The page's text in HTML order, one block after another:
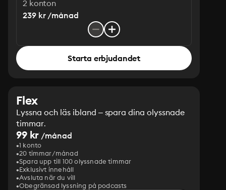
2 konton
239 kr /månad
Starta erbjudandet
Flex
Lyssna och läs ibland – spara dina olyssnade
timmar.
99 kr /månad
1 konto
20 timmar/månad
Spara upp till 100 olyssnade timmar
Exklusivt innehåll
Avsluta när du vill
Obegränsad lyssning på podcasts